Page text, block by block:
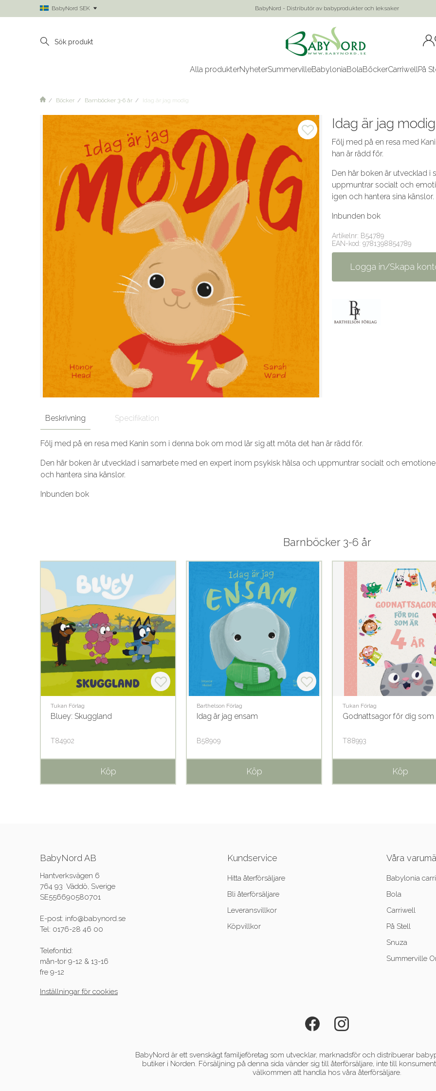
BabyNord SEK BabyNord - Distributör av babyprodukter och leksaker
Alla produkterNyheterSummervilleBabyloniaBolaBöckerCarriwellPå
Böcker Barnböcker 3-6 år Idag är jag modig
Idag är jag modig
Följ med på en resa med
han är rädd för.
Den här boken är utvecklad
uppmuntrar socialt och
igen och hantera sina känslor.
Inbunden bok
Artikelnr: B54789
EAN-kod: 9781398854789
Logga in/Skapa
Beskrivning Specifikation
Följ med på en resa med Kanin som i denna bok om mod lär sig att möta det han är rädd för.
Den här boken är utvecklad i samarbete med en expert inom psykisk hälsa och uppmuntrar socialt och
och hantera sina känslor.
Inbunden bok
Barnböcker 3-6 år
Tukan Förlag
Bluey: Skuggland
T84902
Köp
Barthelson Förlag
Idag är jag ensam
B58909
Köp
Tukan Förlag
Godnattsagor för dig som
T88993
Köp
BabyNord AB
Hantverksvägen 6
764 93 Väddö, Sverige
SE556690580701
E-post: info@babynord.se
Tel: 0176-28 46 00
Telefontid:
mån-tor 9-12 & 13-16
fre 9-12
Inställningar för cookies
Kundservice
Hitta återförsäljare
Bli återförsäljare
Leveransvillkor
Köpvillkor
Våra
Babylonia
Bola
Carriwell
På Stell
Snuza
Summerville
BabyNord är ett svenskägt familjeföretag som utvecklar, marknadsför och distribuerar
butiker i Norden. Försäljning på denna sida vänder sig till återförsäljare, inte till
välkommen att handla hos våra återförsäljare.